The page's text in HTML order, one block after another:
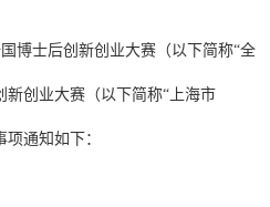
博士后创新创业大赛（以下简称“全
新创业大赛（以下简称“上海市
通知如下：